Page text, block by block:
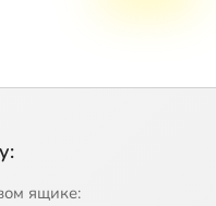
ящике: